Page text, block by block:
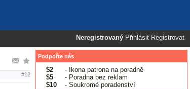
Neregistrovaný Přihlásit Registrovat
#12
Podpořte nás
$2
- Ikona patrona na poradně
$5
- Poradna bez reklam
$10
- Soukromé poradenství